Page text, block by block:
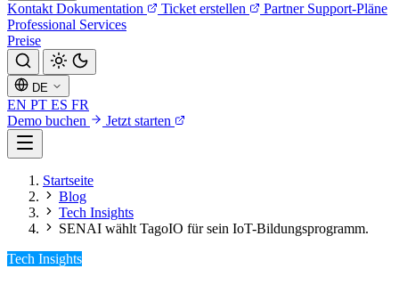
Kontakt Dokumentation Ticket erstellen Partner Support-Pläne
Professional Services
Preise
DE
EN PT ES FR
Demo buchen
Jetzt starten
Startseite
Blog
Tech Insights
SENAI wählt TagoIO für sein IoT-Bildungsprogramm.
Tech Insights